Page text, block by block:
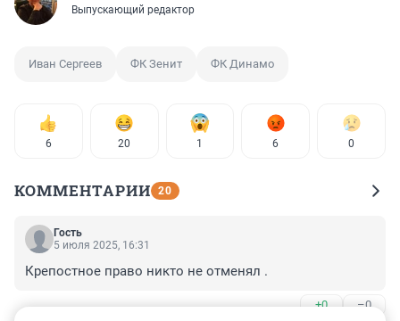
Выпускающий редактор
Иван Сергеев ФК Зенит ФК Динамо
6 20 1 6 0
КОММЕНТАРИИ 20
Гость
5 июля 2025, 16:31
Крепостное право никто не отменял .
+0 –0